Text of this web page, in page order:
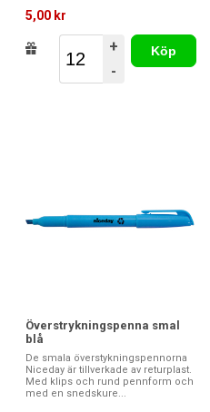
5,00 kr
+
-
Köp
Överstrykningspenna smal
blå
De smala överstykningspennorna
Niceday är tillverkade av returplast.
Med klips och rund pennform och
med en snedskure...